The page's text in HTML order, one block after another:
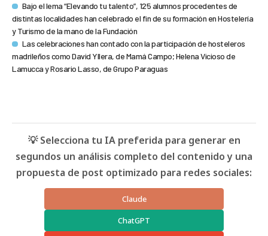
Bajo el lema “Elevando tu talento”, 125 alumnos procedentes de
distintas localidades han celebrado el fin de su formación en Hostelería
y Turismo de la mano de la Fundación
Las celebraciones han contado con la participación de hosteleros
madrileños como David Yllera, de Mamá Campo; Helena Vicioso de
Lamucca y Rosario Lasso, de Grupo Paraguas
💡 Selecciona tu IA preferida para generar en
segundos un análisis completo del contenido y una
propuesta de post optimizado para redes sociales:
Claude
ChatGPT